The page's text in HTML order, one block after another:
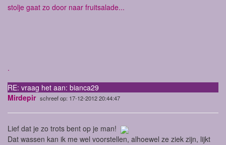
stolje gaat zo door naar fruitsalade...
.
RE: vraag het aan: bianca29
Mirdepir schreef op: 17-12-2012 20:44:47
Lief dat je zo trots bent op je man!
Dat wassen kan ik me wel voorstellen, alhoewel ze ziek zijn, lijkt